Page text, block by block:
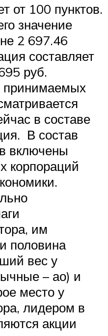
от 100 пунктов.
значение
2 697.46
составляет
руб.
принимаемых
в составе
В состав
включены
корпораций
им
половина
вес у
– ао) и
место у
лидером в
акции